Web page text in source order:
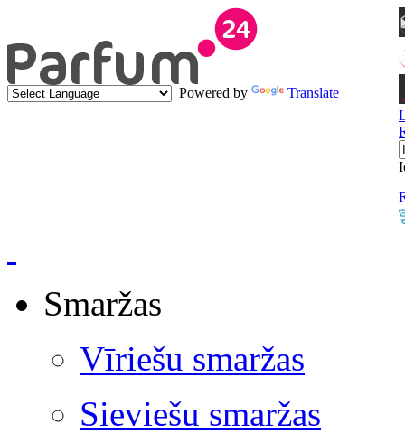
Powered by
Translate
Smaržas
Vīriešu smaržas
Sieviešu smaržas